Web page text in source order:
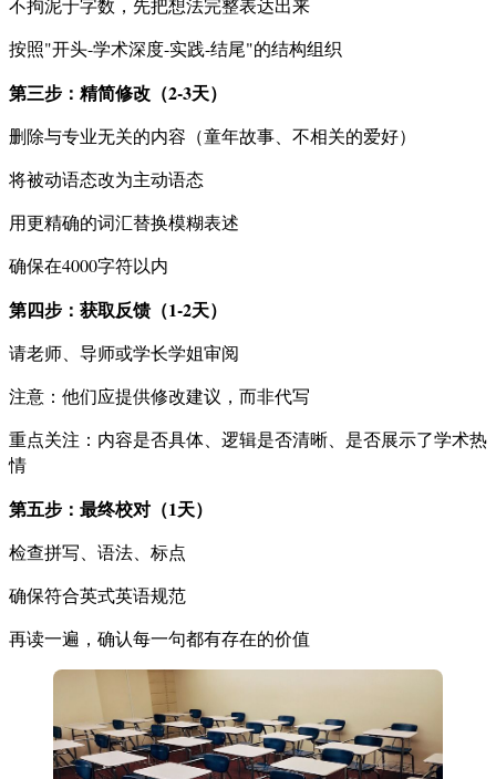
不拘泥于字数，先把想法完整表达出来
按照"开头-学术深度-实践-结尾"的结构组织
第三步：精简修改（2-3天）
删除与专业无关的内容（童年故事、不相关的爱好）
将被动语态改为主动语态
用更精确的词汇替换模糊表述
确保在4000字符以内
第四步：获取反馈（1-2天）
请老师、导师或学长学姐审阅
注意：他们应提供修改建议，而非代写
重点关注：内容是否具体、逻辑是否清晰、是否展示了学术热
情
第五步：最终校对（1天）
检查拼写、语法、标点
确保符合英式英语规范
再读一遍，确认每一句都有存在的价值